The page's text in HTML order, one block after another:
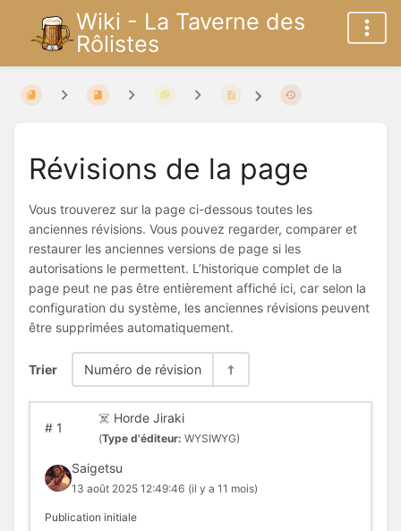
Wiki - La Taverne des
Rôlistes
Révisions de la page
Vous trouverez sur la page ci-dessous toutes les
anciennes révisions. Vous pouvez regarder, comparer et
restaurer les anciennes versions de page si les
autorisations le permettent. L’historique complet de la
page peut ne pas être entièrement affiché ici, car selon la
configuration du système, les anciennes révisions peuvent
être supprimées automatiquement.
Trier Numéro de révision
#1
☠️ Horde Jiraki
(Type d'éditeur: WYSIWYG)
Saigetsu
13 août 2025 12:49:46 (il y a 11 mois)
Publication initiale